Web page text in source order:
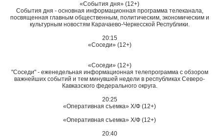
«События дня» (12+)
События дня - основная информационная программа телеканала,
посвященная главным общественным, политическим, экономическим и
культурным новостям Карачаево-Черкесской Республики.
20:15
«Соседи» (12+)
«Соседи» (12+)
"Соседи" - еженедельная информационная телепрограмма с обзором
важнейших событий и тем минувшей недели в республиках Северо-
Кавказского федерального округа.
20:25
«Оперативная съемка» Х/Ф (12+)
«Оперативная съемка» Х/Ф (12+)
20:40